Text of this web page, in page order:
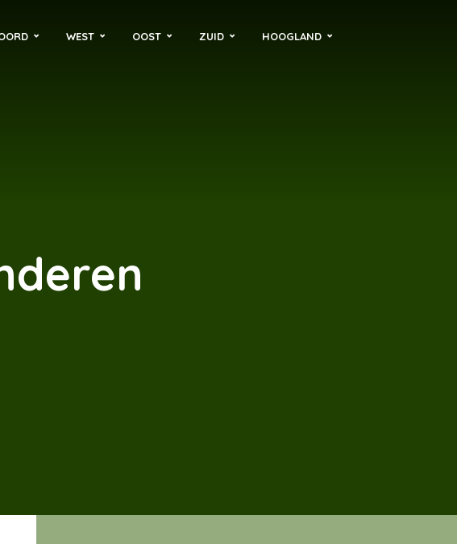
WEST OOST ZUID HOOGLAND